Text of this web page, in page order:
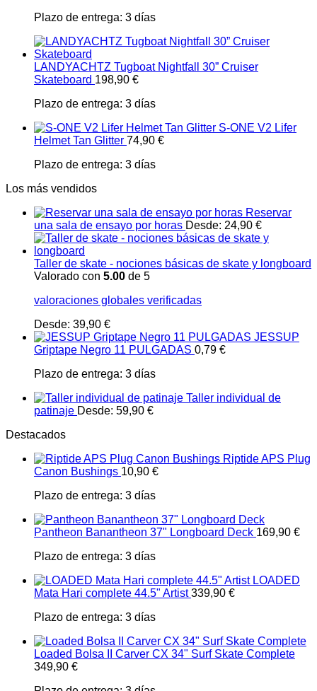
Plazo de entrega: 3 días
LANDYACHTZ Tugboat Nightfall 30” Cruiser
Skateboard 198,90 €
Plazo de entrega: 3 días
S-ONE V2 Lifer
Helmet Tan Glitter 74,90 €
Plazo de entrega: 3 días
Los más vendidos
Reservar
una sala de ensayo por horas Desde: 24,90 €
Taller de skate - nociones básicas de skate y longboard
Valorado con 5.00 de 5
valoraciones globales verificadas
Desde: 39,90 €
JESSUP
Griptape Negro 11 PULGADAS 0,79 €
Plazo de entrega: 3 días
Taller individual de
patinaje Desde: 59,90 €
Destacados
Riptide APS Plug
Canon Bushings 10,90 €
Plazo de entrega: 3 días
Pantheon Banantheon 37" Longboard Deck 169,90 €
Plazo de entrega: 3 días
LOADED
Mata Hari complete 44.5" Artist 339,90 €
Plazo de entrega: 3 días
Loaded Bolsa II Carver CX 34" Surf Skate Complete
349,90 €